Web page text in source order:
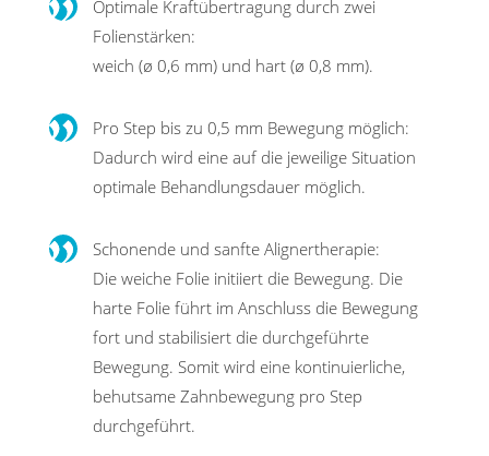
Optimale Kraftübertragung durch zwei
Folienstärken:
weich (ø 0,6 mm) und hart (ø 0,8 mm).
Pro Step bis zu 0,5 mm Bewegung möglich:
Dadurch wird eine auf die jeweilige Situation
optimale Behandlungsdauer möglich.
Schonende und sanfte Alignertherapie:
Die weiche Folie initiiert die Bewegung. Die
harte Folie führt im Anschluss die Bewegung
fort und stabilisiert die durch­geführte
Bewegung. Somit wird eine kontinuierliche,
behutsame Zahnbewegung pro Step
durchgeführt.